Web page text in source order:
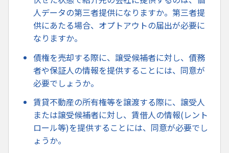
人データの第三者提供になりますか。第三者提
供にあたる場合、オプトアウトの届出が必要に
なりますか。
債権を売却する際に、譲受候補者に対し、債務
者や保証人の情報を提供することには、同意が
必要でしょうか。
賃貸不動産の所有権等を譲渡する際に、譲受人
または譲受候補者に対し、賃借人の情報(レント
ロール等)を提供することには、同意が必要でし
ょうか。